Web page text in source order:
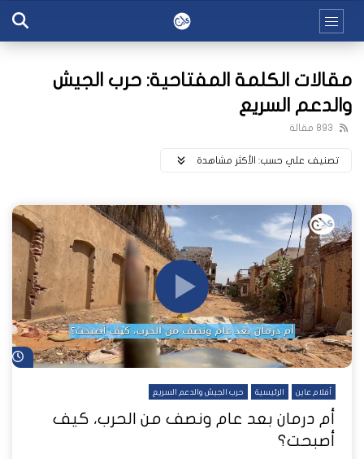
مقالات الكلمة المفتاحية: حرب الجيش
والدعم السريع
893 مقالة
تصنيف علي حسب: اﻷكثر مشاهدة
أفلام عاين الرئيسية حرب الجيش والدعم السريع
أم درمان بعد عام ونصف من الحرب، كيف
أصبحت؟